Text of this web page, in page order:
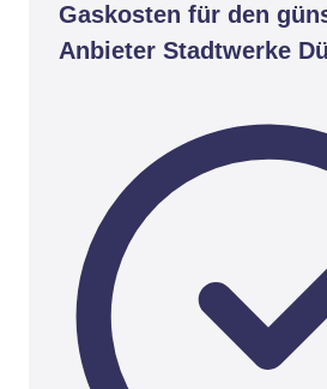
Gaskosten für den
Anbieter Stadtwerke